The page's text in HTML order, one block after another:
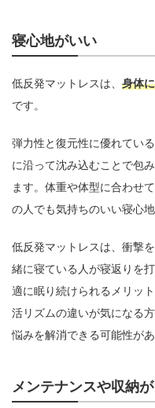
寝心地がいい
低反発マットレスは、 身体
です。
弾力性と復元性に優れてい
に沿って沈み込むことで包
ます。体重や体型に合わせ
の人でも気持ちのいい寝心
低反発マットレスは、衝撃
緒に寝ている人が寝返りを
適に眠り続けられるメリッ
活リズムの違いが気になる
悩みを解消できる可能性があ
メンテナンスや収納